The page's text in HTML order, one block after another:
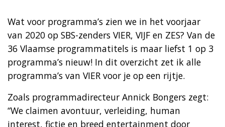
Wat voor programma’s zien we in het voorjaar
van 2020 op SBS-zenders VIER, VIJF en ZES? Van de
36 Vlaamse programmatitels is maar liefst 1 op 3
programma’s nieuw! In dit overzicht zet ik alle
programma’s van VIER voor je op een rijtje.
Zoals programmadirecteur Annick Bongers zegt:
“We claimen avontuur, verleiding, human
interest, fictie en breed entertainment door